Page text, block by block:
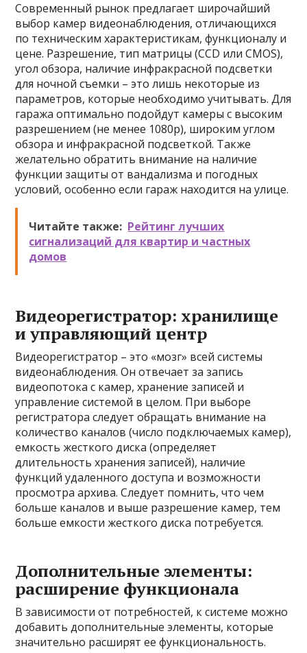
Современный рынок предлагает широчайший
выбор камер видеонаблюдения, отличающихся
по техническим характеристикам, функционалу и
цене. Разрешение, тип матрицы (CCD или CMOS),
угол обзора, наличие инфракрасной подсветки
для ночной съемки – это лишь некоторые из
параметров, которые необходимо учитывать. Для
гаража оптимально подойдут камеры с высоким
разрешением (не менее 1080p), широким углом
обзора и инфракрасной подсветкой. Также
желательно обратить внимание на наличие
функции защиты от вандализма и погодных
условий, особенно если гараж находится на улице.
Читайте также: Рейтинг лучших
сигнализаций для квартир и частных
домов
Видеорегистратор: хранилище
и управляющий центр
Видеорегистратор – это «мозг» всей системы
видеонаблюдения. Он отвечает за запись
видеопотока с камер, хранение записей и
управление системой в целом. При выборе
регистратора следует обращать внимание на
количество каналов (число подключаемых камер),
емкость жесткого диска (определяет
длительность хранения записей), наличие
функций удаленного доступа и возможности
просмотра архива. Следует помнить, что чем
больше каналов и выше разрешение камер, тем
больше емкости жесткого диска потребуется.
Дополнительные элементы:
расширение функционала
В зависимости от потребностей, к системе можно
добавить дополнительные элементы, которые
значительно расширят ее функциональность.